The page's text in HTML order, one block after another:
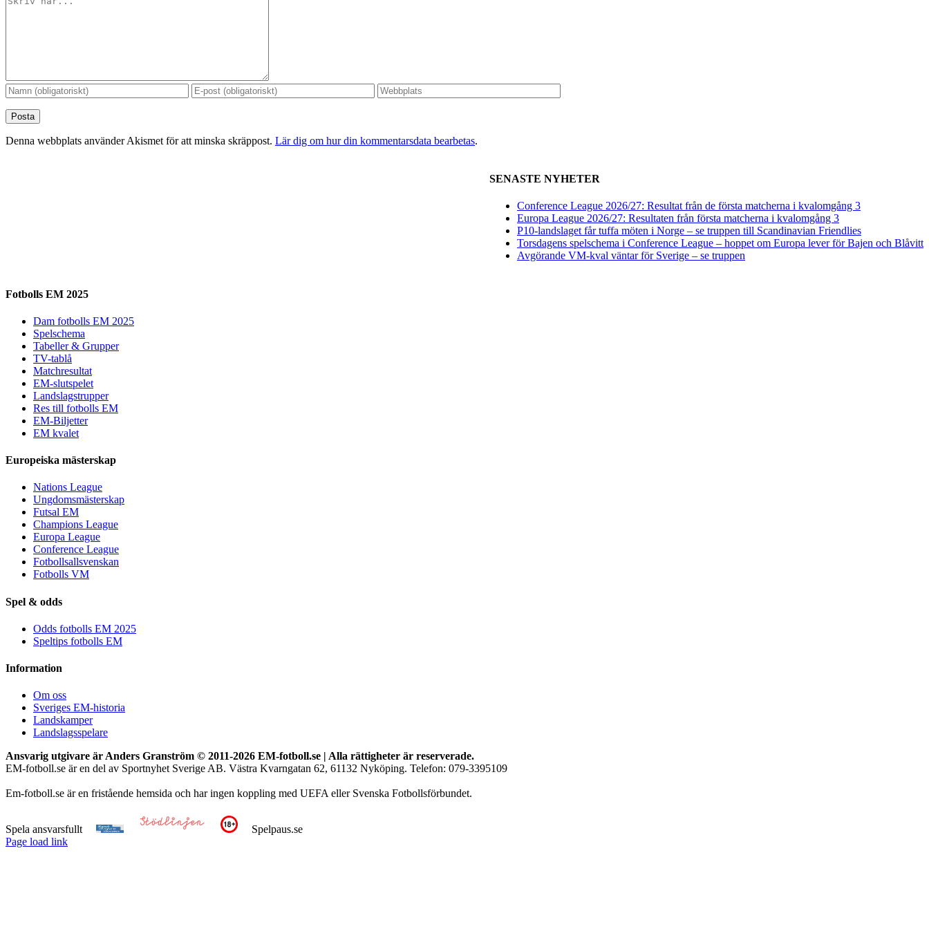
Denna webbplats använder Akismet för att minska skräppost. Lär dig om hur din kommentarsdata bearbetas.
SENASTE NYHETER
Conference League 2026/27: Resultat från de första matcherna i kvalomgång 3
Europa League 2026/27: Resultaten från första matcherna i kvalomgång 3
P10-landslaget får tuffa möten i Norge – se truppen till Scandinavian Friendlies
Torsdagens spelschema i Conference League – hoppet om Europa lever för Bajen och Blåvitt
Avgörande VM-kval väntar för Sverige – se truppen
Fotbolls EM 2025
Dam fotbolls EM 2025
Spelschema
Tabeller & Grupper
TV-tablå
Matchresultat
EM-slutspelet
Landslagstrupper
Res till fotbolls EM
EM-Biljetter
EM kvalet
Europeiska mästerskap
Nations League
Ungdomsmästerskap
Futsal EM
Champions League
Europa League
Conference League
Fotbollsallsvenskan
Fotbolls VM
Spel & odds
Odds fotbolls EM 2025
Speltips fotbolls EM
Information
Om oss
Sveriges EM-historia
Landskamper
Landslagsspelare
Ansvarig utgivare är Anders Granström © 2011-2026 EM-fotboll.se | Alla rättigheter är reserverade.
EM-fotboll.se är en del av Sportnyhet Sverige AB. Västra Kvarngatan 62, 61132 Nyköping. Telefon: 079-3395109
Em-fotboll.se är en fristående hemsida och har ingen koppling med UEFA eller Svenska Fotbollsförbundet.
Spela ansvarsfullt
Spelpaus.se
Page load link